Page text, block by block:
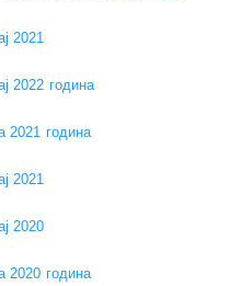
2021
2022 година
2021 година
2021
2020
2020 година